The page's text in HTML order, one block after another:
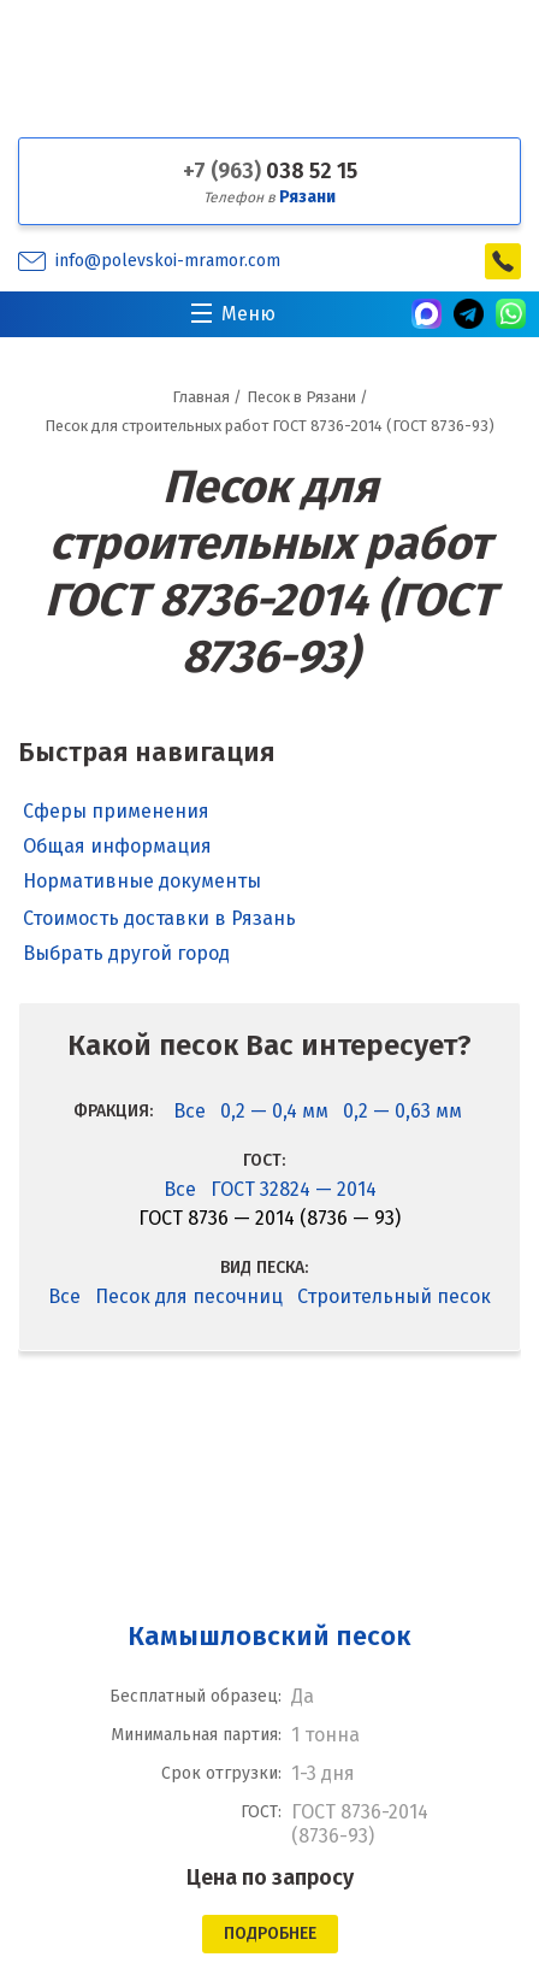
+7 (963) 038 52 15
Телефон в Рязани
info@polevskoi-mramor.com
Меню
Главная / Песок в Рязани /
Песок для строительных работ ГОСТ 8736-2014 (ГОСТ 8736-93)
Песок для
строительных работ
ГОСТ 8736-2014 (ГОСТ
8736-93)
Быстрая навигация
Сферы применения
Общая информация
Нормативные документы
Стоимость доставки в Рязань
Выбрать другой город
Какой песок Вас интересует?
ФРАКЦИЯ: Все 0,2 — 0,4 мм 0,2 — 0,63 мм
ГОСТ:
Все
ГОСТ 32824 — 2014
ГОСТ 8736 — 2014 (8736 — 93)
ВИД ПЕСКА:
Все Песок для песочниц Строительный песок
Камышловский песок
Бесплатный образец: Да
Минимальная партия: 1 тонна
Срок отгрузки: 1-3 дня
ГОСТ:
ГОСТ 8736-2014
(8736-93)
Цена по запросу
ПОДРОБНЕЕ